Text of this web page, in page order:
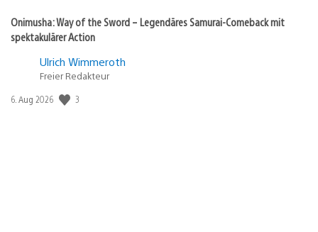
Onimusha: Way of the Sword – Legendäres Samurai-Comeback mit
spektakulärer Action
Ulrich Wimmeroth
Freier Redakteur
Veröffentlichungsdatum:
6. Aug 2026 3